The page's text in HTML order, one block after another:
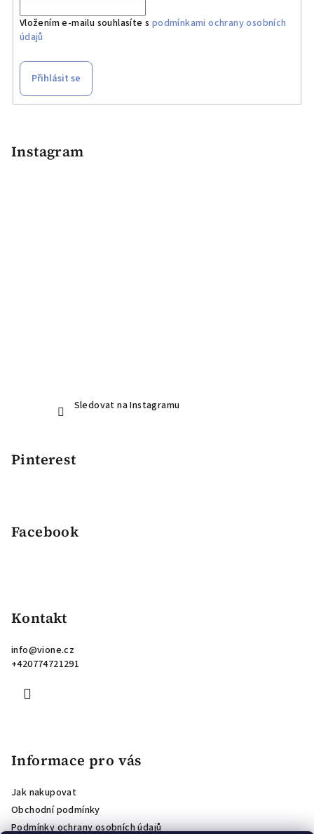
Vložením e-mailu souhlasíte s podmínkami ochrany osobních
údajů
Přihlásit se
Instagram
Sledovat na Instagramu
Pinterest
Facebook
Kontakt
info@vione.cz
+420774721291
Informace pro vás
Jak nakupovat
Obchodní podmínky
Podmínky ochrany osobních údajů